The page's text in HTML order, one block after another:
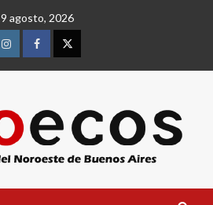
9 agosto, 2026
InstagramFacebookTwitter